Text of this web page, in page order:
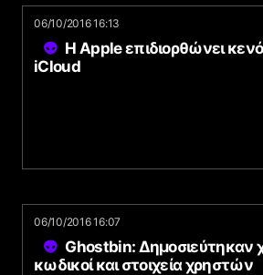
06/10/2016 16:13
Η Apple επιδιορθώνει
iCloud
06/10/2016 16:07
Ghostbin: Δημοσιεύτηκαν
κωδικοί και στοιχεία χρηστών